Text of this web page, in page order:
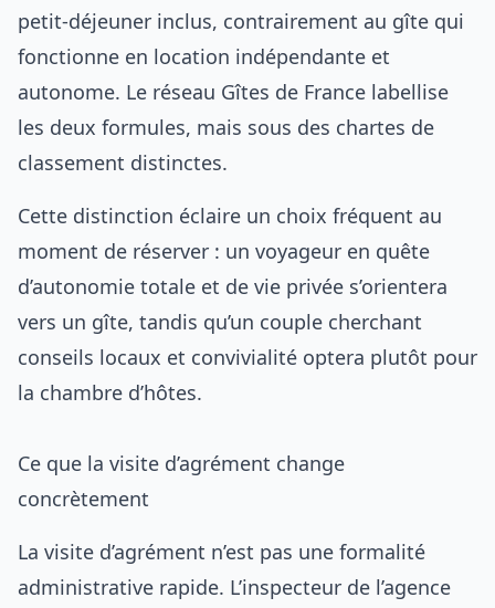
petit-déjeuner inclus, contrairement au gîte qui
fonctionne en location indépendante et
autonome. Le réseau Gîtes de France labellise
les deux formules, mais sous des chartes de
classement distinctes.
Cette distinction éclaire un choix fréquent au
moment de réserver : un voyageur en quête
d’autonomie totale et de vie privée s’orientera
vers un gîte, tandis qu’un couple cherchant
conseils locaux et convivialité optera plutôt pour
la chambre d’hôtes.
Ce que la visite d’agrément change
concrètement
La visite d’agrément n’est pas une formalité
administrative rapide. L’inspecteur de l’agence